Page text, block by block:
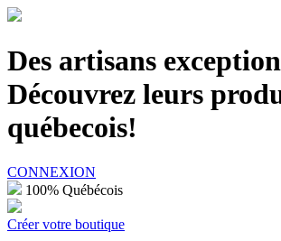
Des artisans
Découvrez leurs
québecois!
CONNEXION
100% Québécois
Créer votre boutique